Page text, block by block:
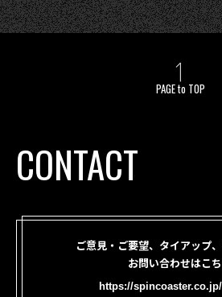
PAGE to TOP
CONTACT
ご意見・ご要望、タイアップ
お問い合わせはこ
https://